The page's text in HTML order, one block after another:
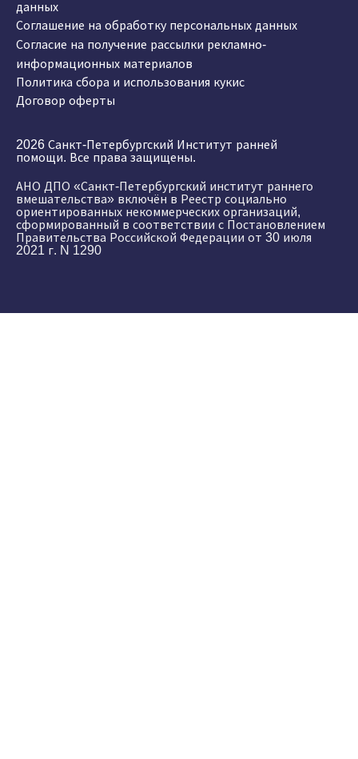
данных
Соглашение на обработку персональных данных
Согласие на получение рассылки рекламно-
информационных материалов
Политика сбора и использования кукис
Договор оферты
2026 Санкт-Петербургский Институт ранней
помощи. Все права защищены.
АНО ДПО «Санкт-Петербургский институт раннего
вмешательства» включён в Реестр социально
ориентированных некоммерческих организаций,
сформированный в соответствии с Постановлением
Правительства Российской Федерации от 30 июля
2021 г. N 1290